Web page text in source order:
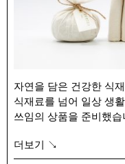
자연을 담은 건강한 식
식재료를 넘어 일상 생
쓰임의 상품을 준비했습
고민한 친환경 제품들입
더보기 ↘